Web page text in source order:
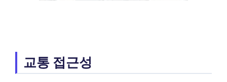
교통 접근성